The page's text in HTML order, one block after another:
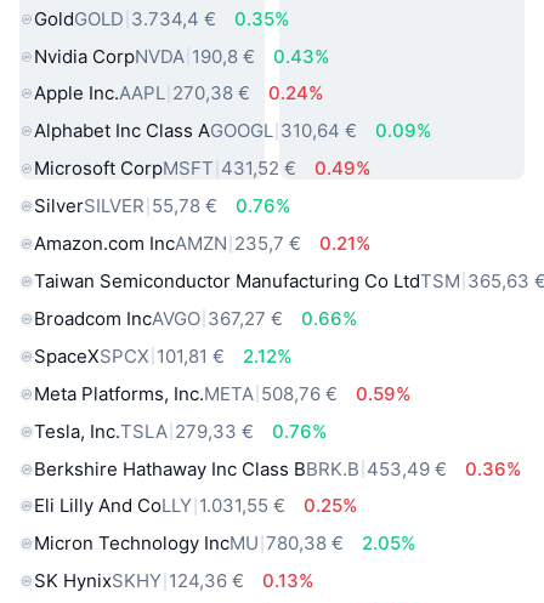
GoldGOLD 3.734,4 €
0.35%
Nvidia CorpNVDA 190,8 €
0.43%
Apple Inc.AAPL 270,38 €
0.24%
Alphabet Inc Class AGOOGL 310,64 €
0.09%
Microsoft CorpMSFT 431,52 €
0.49%
SilverSILVER 55,78 €
0.76%
Amazon.com IncAMZN 235,7 €
0.21%
Taiwan Semiconductor Manufacturing Co LtdTSM 365,63
Broadcom IncAVGO 367,27 €
0.66%
SpaceXSPCX 101,81 €
2.12%
Meta Platforms, Inc.META 508,76 €
0.59%
Tesla, Inc.TSLA 279,33 €
0.76%
Berkshire Hathaway Inc Class BBRK.B 453,49 €
0.36%
Eli Lilly And CoLLY 1.031,55 €
0.25%
Micron Technology IncMU 780,38 €
2.05%
SK HynixSKHY 124,36 €
0.13%